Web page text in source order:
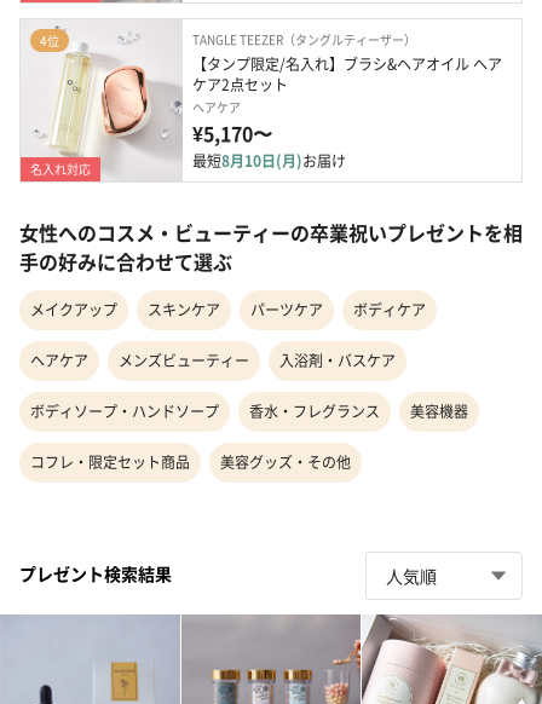
4位
名入れ対応
TANGLE TEEZER（タングルティーザー）
【タンプ限定/名入れ】ブラシ&ヘアオイル ヘア
ケア2点セット
ヘアケア
¥5,170〜
最短8月10日(月)お届け
女性へのコスメ・ビューティーの卒業祝いプレゼントを相
手の好みに合わせて選ぶ
メイクアップ スキンケア パーツケア ボディケア
ヘアケア メンズビューティー 入浴剤・バスケア
ボディソープ・ハンドソープ 香水・フレグランス 美容機器
コフレ・限定セット商品 美容グッズ・その他
プレゼント検索結果